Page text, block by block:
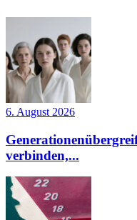
6. August 2026
verbinden,...